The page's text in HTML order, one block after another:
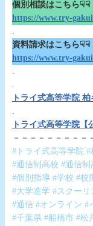
個別相談はこちら☟☟
https://www.try-
.
資料請求はこちら☟☟
https://www.try-
.
.
トライ式高等学院
.
トライ式高等学院
－－－－－－－－－
#トライ式高等学院
#通信制高校 #通信
#個別指導 #学校 #校
#大学進学 #スクーリ
#通信 #オンライン #
#千葉県 #船橋市 #松